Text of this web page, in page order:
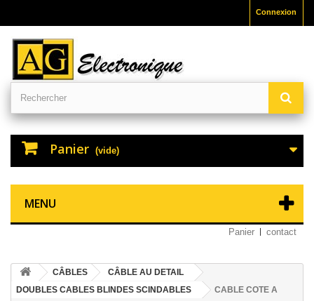
Connexion
Panier (vide)
MENU
Panier contact
CÂBLES
CÂBLE AU DETAIL
DOUBLES CABLES BLINDES SCINDABLES
CABLE COTE A